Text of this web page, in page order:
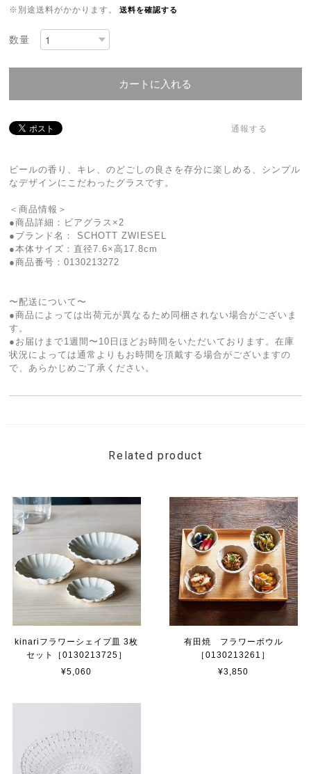
※別途送料がかかります。 送料を確認する
数量
カートに入れる
通報する
ビールの香り、キレ、のどごしの良さを存分に楽しめる、シンプル
なデザインにこだわったグラスです。
＜商品情報＞
●商品詳細：ビアグラス×2
●ブランド名： SCHOTT ZWIESEL
●本体サイズ：直径7.6×高17.8cm
●商品番号：0130213272
〜配送について〜
●商品によっては出荷元が異なるため同梱されない場合がございま
す。
●お届けまで1週間〜10日ほどお時間をいただいております。在庫
状況によっては通常よりもお時間を頂戴する場合がございますの
で、あらかじめご了承ください。
Related product
kinariフラワーシェイプ皿 3枚
セット［0130213725］
¥5,060
有田焼 フラワーボウル
［0130213261］
¥3,850